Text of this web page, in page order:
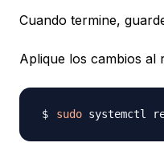
Cuando termine,
Aplique los cambios al
sudo